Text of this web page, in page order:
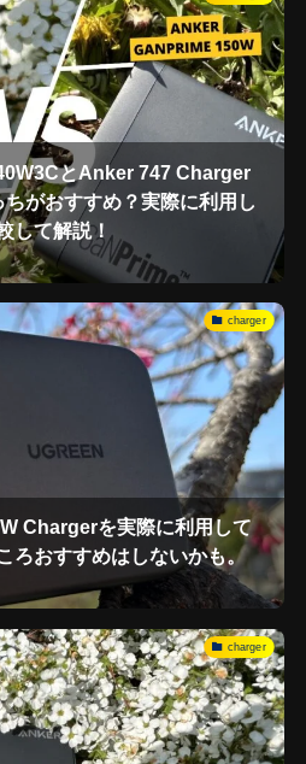
とAnker 747 Charger
がおすすめ？実際に利用し
して解説！
charger
Chargerを実際に利用して
ろおすすめはしないかも。
charger